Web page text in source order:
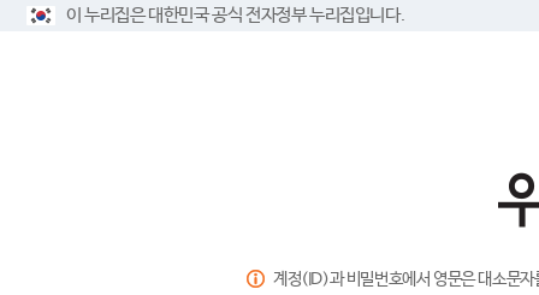
이 누리집은 대한민국 공식 전자정부 누리집입니다.
계정(ID)과 비밀번호에서 영문은 대소문